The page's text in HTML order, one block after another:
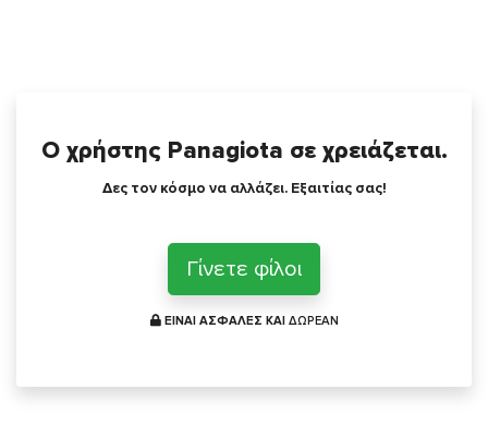
Ο χρήστης Panagiota σε χρειάζεται.
Δες τον κόσμο να αλλάζει. Εξαιτίας σας!
Γίνετε φίλοι
ΕΙΝΑΙ ΑΣΦΑΛΕΣ ΚΑΙ ΔΩΡΕΑΝ